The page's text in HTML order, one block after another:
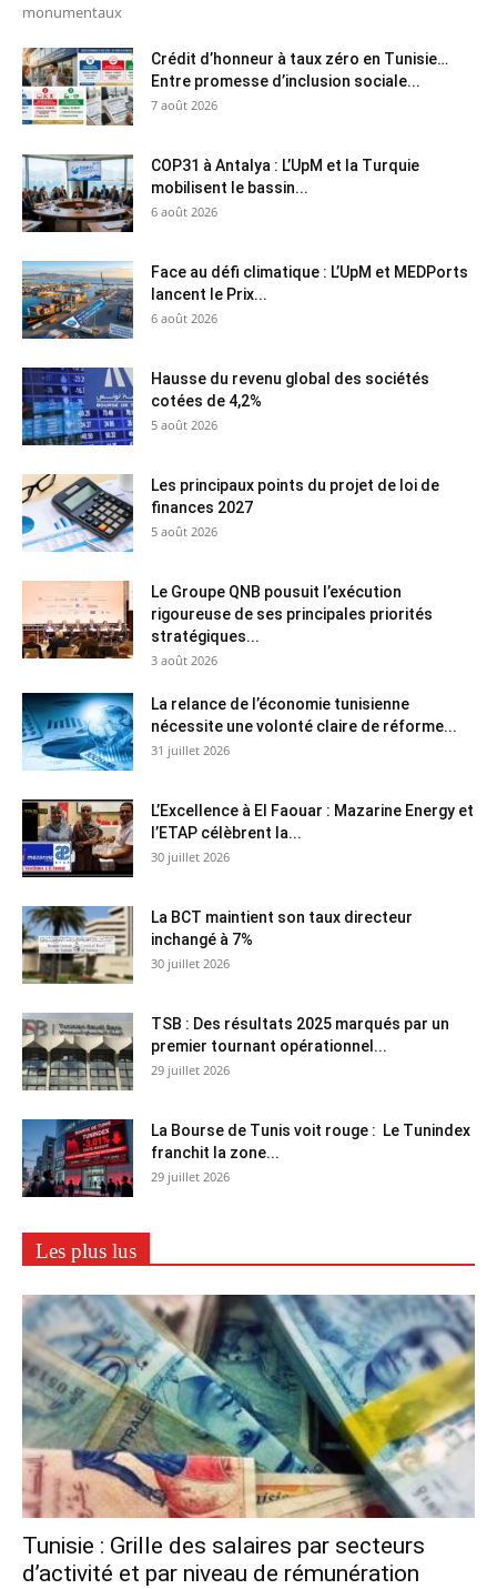
monumentaux
Crédit d’honneur à taux zéro en Tunisie…
Entre promesse d’inclusion sociale...
7 août 2026
COP31 à Antalya : L’UpM et la Turquie
mobilisent le bassin...
6 août 2026
Face au défi climatique : L’UpM et MEDPorts
lancent le Prix...
6 août 2026
Hausse du revenu global des sociétés
cotées de 4,2%
5 août 2026
Les principaux points du projet de loi de
finances 2027
5 août 2026
Le Groupe QNB pousuit l’exécution
rigoureuse de ses principales priorités
stratégiques...
3 août 2026
La relance de l’économie tunisienne
nécessite une volonté claire de réforme...
31 juillet 2026
L’Excellence à El Faouar : Mazarine Energy et
l’ETAP célèbrent la...
30 juillet 2026
La BCT maintient son taux directeur
inchangé à 7%
30 juillet 2026
TSB : Des résultats 2025 marqués par un
premier tournant opérationnel...
29 juillet 2026
La Bourse de Tunis voit rouge : Le Tunindex
franchit la zone...
29 juillet 2026
Les plus lus
Tunisie : Grille des salaires par secteurs
d’activité et par niveau de rémunération